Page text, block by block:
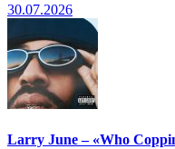
30.07.2026
Larry June – «Who